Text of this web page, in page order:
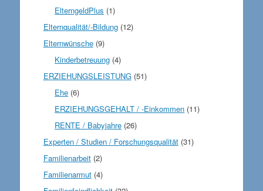
ElterngeldPlus (1)
Elternqualität/-Bildung(12)
Elternwünsche(9)
Kinderbetreuung (4)
ERZIEHUNGSLEISTUNG(51)
Ehe (6)
ERZIEHUNGSGEHALT / -Einkommen (11)
RENTE / Babyjahre (26)
Experten / Studien / Forschungsqualität(31)
Familienarbeit(2)
Familienarmut(4)